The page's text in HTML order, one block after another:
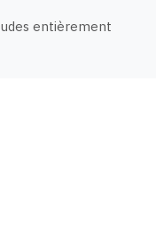
entièrement